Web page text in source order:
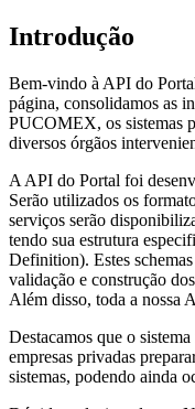
Introdução
Bem-vindo à API do
página, consolidamos as
PUCOMEX, os sistemas
diversos órgãos
A API do Portal foi
Serão utilizados os
serviços serão
tendo sua estrutura
Definition). Estes
validação e construção
Além disso, toda a nossa
Destacamos que o
empresas privadas
sistemas, podendo ainda